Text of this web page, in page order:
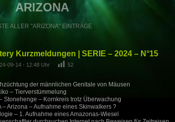
ARIZONA
ALLER "ARIZONA" EINTRÄGE
Kurzmeldungen | SERIE – 2024 – N°15
09-14 - 12:48 Uhr 52
der männlichen Genitale von Mäusen
– Tierverstümmelung
Stonehenge – Kornkreis trotz Überwachung
– Arizona – Aufnahme eines Skinwalkers ?
– 1. Aufnahme eines Amazonas-Wiesel